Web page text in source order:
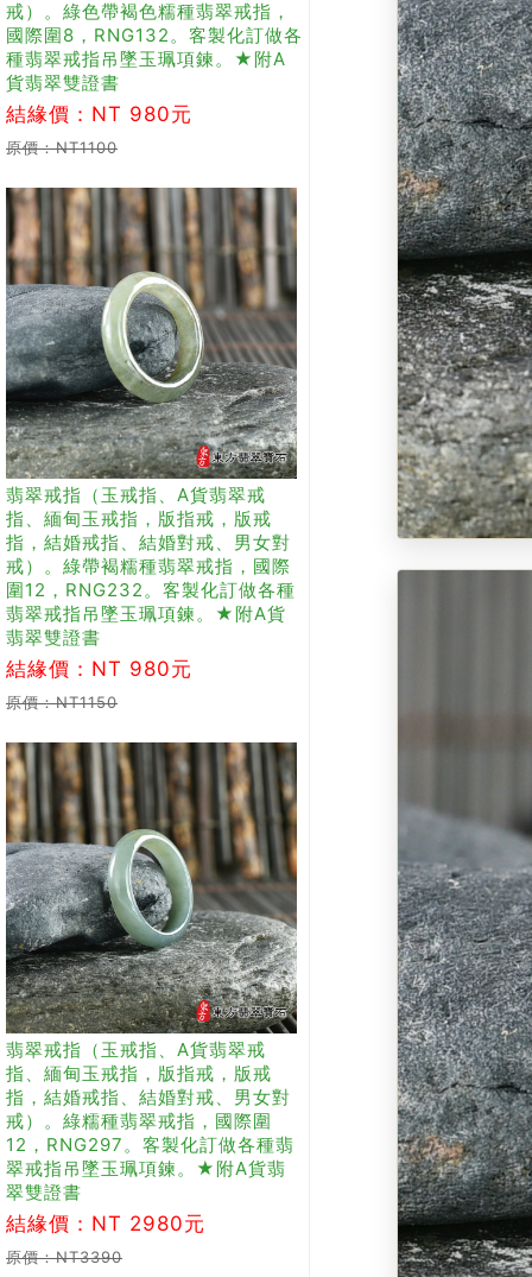
戒）。綠色帶褐色糯種翡翠戒指，
國際圍8，RNG132。客製化訂做各
種翡翠戒指吊墜玉珮項鍊。★附A
貨翡翠雙證書
結緣價：NT 980元
原價：NT1100
翡翠戒指（玉戒指、A貨翡翠戒
指、緬甸玉戒指，版指戒，版戒
指，結婚戒指、結婚對戒、男女對
戒）。綠帶褐糯種翡翠戒指，國際
圍12，RNG232。客製化訂做各種
翡翠戒指吊墜玉珮項鍊。★附A貨
翡翠雙證書
結緣價：NT 980元
原價：NT1150
翡翠戒指（玉戒指、A貨翡翠戒
指、緬甸玉戒指，版指戒，版戒
指，結婚戒指、結婚對戒、男女對
戒）。綠糯種翡翠戒指，國際圍
12，RNG297。客製化訂做各種翡
翠戒指吊墜玉珮項鍊。★附A貨翡
翠雙證書
結緣價：NT 2980元
原價：NT3390